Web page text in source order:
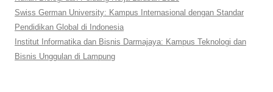
Swiss German University: Kampus Internasional dengan Standar
Pendidikan Global di Indonesia
Institut Informatika dan Bisnis Darmajaya: Kampus Teknologi dan
Bisnis Unggulan di Lampung